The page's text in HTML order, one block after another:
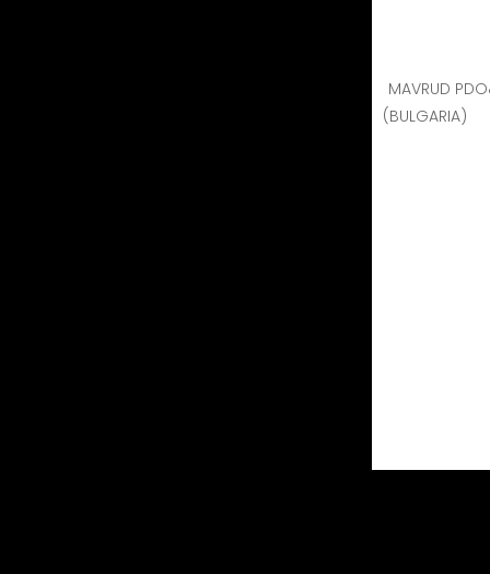
MAVRUD
(BULGARIA)
RIVERSIDE PGI
A adega e as vinhas estão localizadas numa
Vale daTrácia. É famosa pelas suas tradições
As condições climáticas da região oferecem
é continental e temperado. As vinhas estão
profunda e escura. Tem um aroma intenso